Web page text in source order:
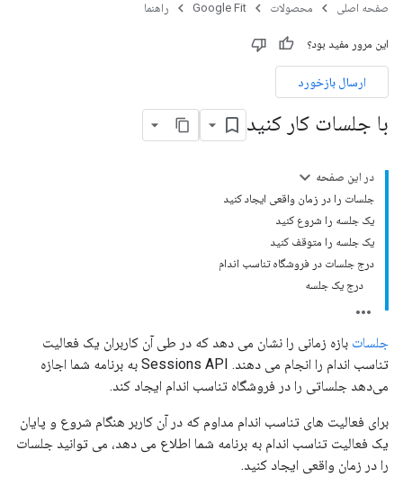
صفحه اصلی محصولات Google Fit راهنما
این مرور مفید بود؟
ارسال بازخورد
با جلسات کار کنید
در این صفحه
جلسات را در زمان واقعی ایجاد کنید
یک جلسه را شروع کنید
یک جلسه را متوقف کنید
درج جلسات در فروشگاه تناسب اندام
درج یک جلسه
جلسات بازه زمانی را نشان می دهد که در طی آن کاربران یک فعالیت
تناسب اندام را انجام می دهند. Sessions API به برنامه شما اجازه
می‌دهد جلساتی را در فروشگاه تناسب اندام ایجاد کند.
برای فعالیت های تناسب اندام مداوم که در آن کاربر هنگام شروع و پایان
یک فعالیت تناسب اندام به برنامه شما اطلاع می دهد، می توانید جلسات
را در زمان واقعی ایجاد کنید.